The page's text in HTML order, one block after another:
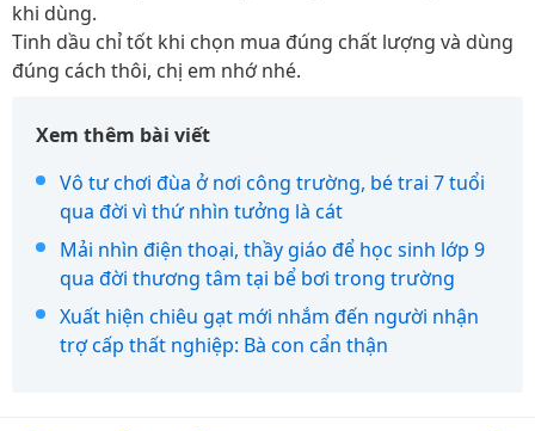
khi dùng.
Tinh dầu chỉ tốt khi chọn mua đúng chất lượng và dùng
đúng cách thôi, chị em nhớ nhé.
Xem thêm bài viết
Vô tư chơi đùa ở nơi công trường, bé trai 7 tuổi
qua đời vì thứ nhìn tưởng là cát
Mải nhìn điện thoại, thầy giáo để học sinh lớp 9
qua đời thương tâm tại bể bơi trong trường
Xuất hiện chiêu gạt mới nhắm đến người nhận
trợ cấp thất nghiệp: Bà con cẩn thận